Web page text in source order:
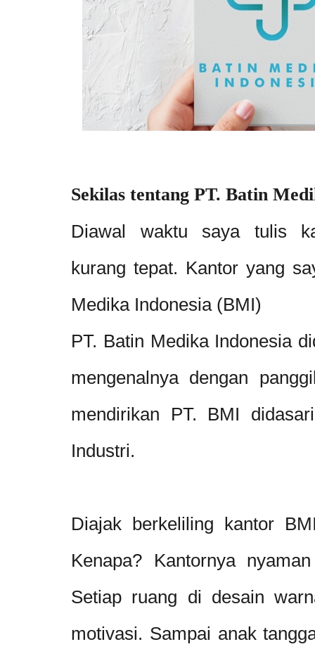
Sekilas tentang PT. Batin
Diawal waktu saya tulis
kurang tepat. Kantor yang
Medika Indonesia (BMI)
PT. Batin Medika Indonesia
mengenalnya dengan
mendirikan PT. BMI
Industri.
Diajak berkeliling kantor
Kenapa? Kantornya
Setiap ruang di desain
motivasi. Sampai anak